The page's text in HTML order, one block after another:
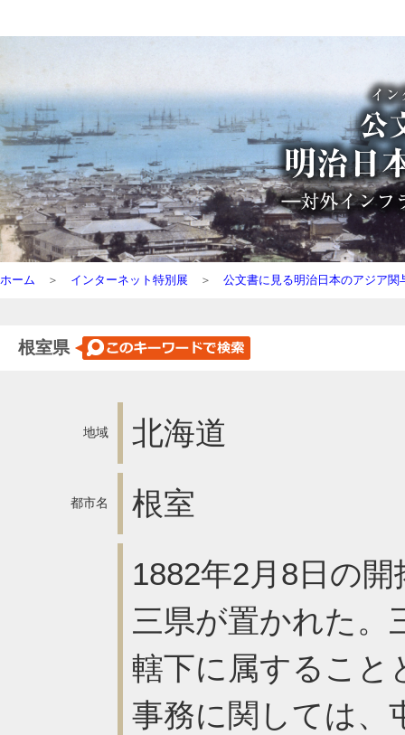
ホーム ＞ インターネット特別展 ＞ 公文書に見る明治日本のアジア関
根室県
地域 北海道
都市名 根室
1882年2月8日の
三県が置かれた。
轄下に属すること
事務に関しては、